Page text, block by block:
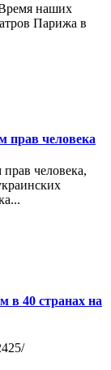
наших
Парижа в
прав человека
человека,
в 40 странах на